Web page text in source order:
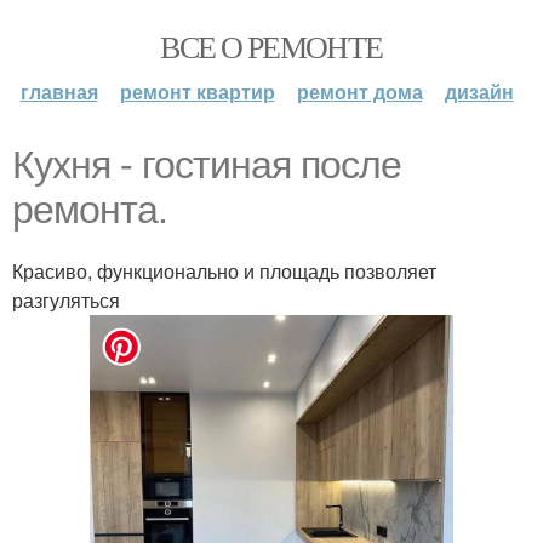
ВСЕ О РЕМОНТЕ
главная ремонт квартир ремонт дома дизайн
Кухня - гостиная после
ремонта.
Красиво, функционально и площадь позволяет
разгуляться